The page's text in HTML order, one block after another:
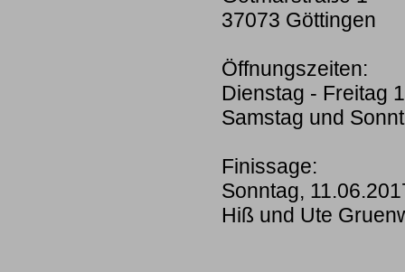
37073 Göttingen
Öffnungszeiten:
Dienstag - Freitag
Samstag und
Finissage:
Sonntag,
Hiß und Ute